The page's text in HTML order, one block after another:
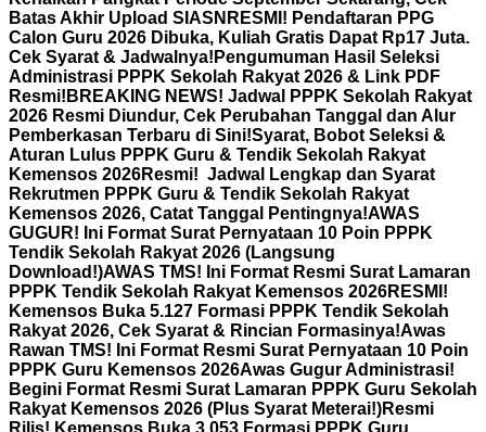
Batas Akhir Upload SIASN RESMI! Pendaftaran PPG
Calon Guru 2026 Dibuka, Kuliah Gratis Dapat Rp17 Juta.
Cek Syarat & Jadwalnya! Pengumuman Hasil Seleksi
Administrasi PPPK Sekolah Rakyat 2026 & Link PDF
Resmi! BREAKING NEWS! Jadwal PPPK Sekolah Rakyat
2026 Resmi Diundur, Cek Perubahan Tanggal dan Alur
Pemberkasan Terbaru di Sini!Syarat, Bobot Seleksi &
Aturan Lulus PPPK Guru & Tendik Sekolah Rakyat
Kemensos 2026Resmi! Jadwal Lengkap dan Syarat
Rekrutmen PPPK Guru & Tendik Sekolah Rakyat
Kemensos 2026, Catat Tanggal Pentingnya!AWAS
GUGUR! Ini Format Surat Pernyataan 10 Poin PPPK
Tendik Sekolah Rakyat 2026 (Langsung
Download!)AWAS TMS! Ini Format Resmi Surat Lamaran
PPPK Tendik Sekolah Rakyat Kemensos 2026RESMI!
Kemensos Buka 5.127 Formasi PPPK Tendik Sekolah
Rakyat 2026, Cek Syarat & Rincian Formasinya!Awas
Rawan TMS! Ini Format Resmi Surat Pernyataan 10 Poin
PPPK Guru Kemensos 2026Awas Gugur Administrasi!
Begini Format Resmi Surat Lamaran PPPK Guru Sekolah
Rakyat Kemensos 2026 (Plus Syarat Meterai!)Resmi
Rilis! Kemensos Buka 3.053 Formasi PPPK Guru